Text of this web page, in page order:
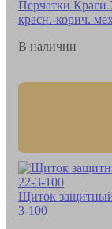
Перчатки
красн.-корич. мех
В наличии
Щиток защитный
3-100